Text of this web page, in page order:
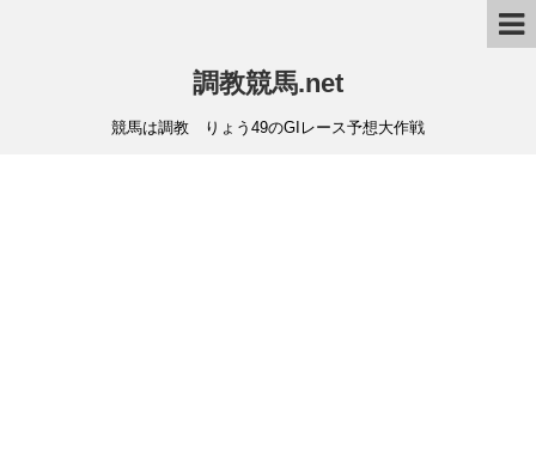
調教競馬.net
競馬は調教 りょう49のGIレース予想大作戦